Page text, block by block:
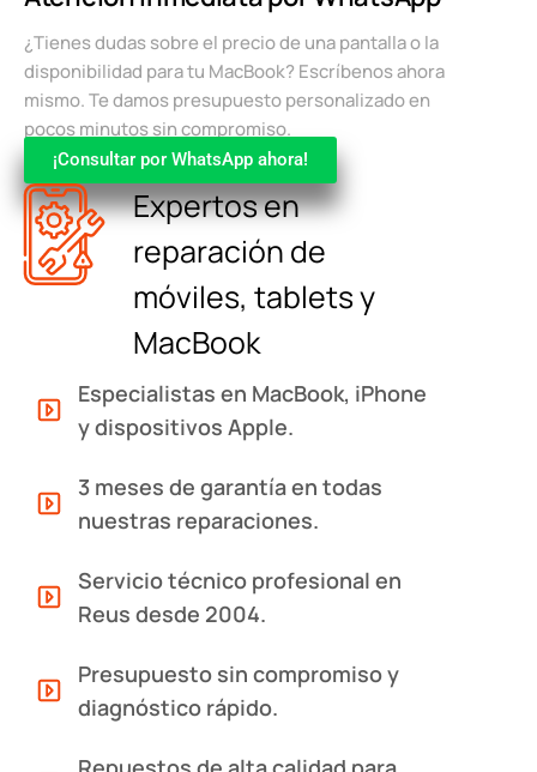
¿Tienes dudas sobre el precio de una pantalla o la
disponibilidad para tu MacBook? Escríbenos ahora
mismo. Te damos presupuesto personalizado en
pocos minutos sin compromiso.
¡Consultar por WhatsApp ahora!
Expertos en
reparación de
móviles, tablets y
MacBook
Especialistas en MacBook, iPhone
y dispositivos Apple.
3 meses de garantía en todas
nuestras reparaciones.
Servicio técnico profesional en
Reus desde 2004.
Presupuesto sin compromiso y
diagnóstico rápido.